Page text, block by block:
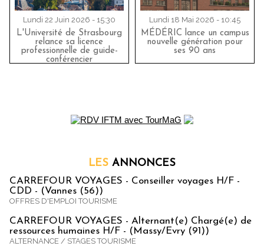
Lundi 22 Juin 2026 - 15:30
L'Université de Strasbourg
relance sa licence
professionnelle de guide-
conférencier
Lundi 18 Mai 2026 - 10:45
MÉDÉRIC lance un campus
nouvelle génération pour
ses 90 ans
LES ANNONCES
CARREFOUR VOYAGES - Conseiller voyages H/F -
CDD - (Vannes (56))
OFFRES D'EMPLOI TOURISME
CARREFOUR VOYAGES - Alternant(e) Chargé(e) de
ressources humaines H/F - (Massy/Evry (91))
ALTERNANCE / STAGES TOURISME